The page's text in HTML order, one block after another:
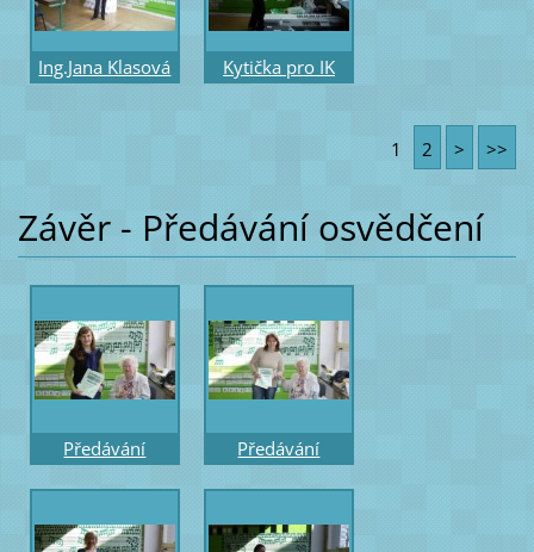
Ing.Jana Klasová
Kytička pro IK
1 2 > >>
Závěr - Předávání osvědčení
Předávání
výuce s
Předávání
výuce s